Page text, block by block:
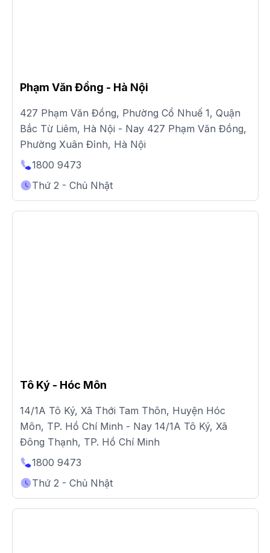
Phạm Văn Đồng - Hà Nội
427 Phạm Văn Đồng, Phường Cổ Nhuế 1, Quận
Bắc Từ Liêm, Hà Nội - Nay 427 Phạm Văn Đồng,
Phường Xuân Đỉnh, Hà Nội
1800 9473
Thứ 2 - Chủ Nhật
Tô Ký - Hóc Môn
14/1A Tô Ký, Xã Thới Tam Thôn, Huyện Hóc
Môn, TP. Hồ Chí Minh - Nay 14/1A Tô Ký, Xã
Đông Thạnh, TP. Hồ Chí Minh
1800 9473
Thứ 2 - Chủ Nhật